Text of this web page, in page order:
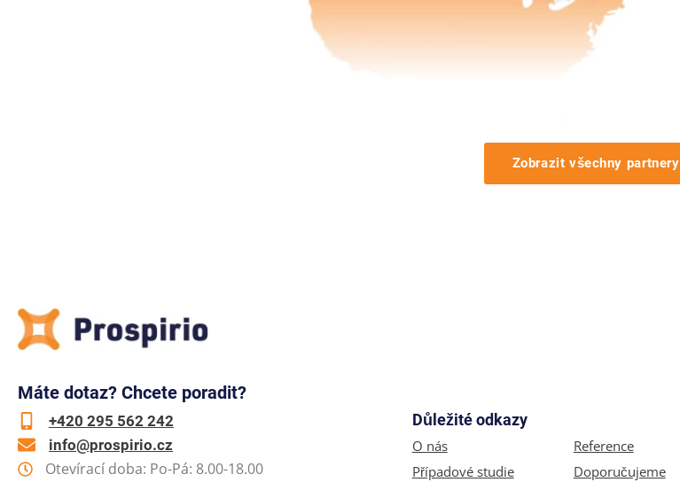
Zobrazit všechny partnery
Máte dotaz? Chcete poradit?
+420 295 562 242
info@prospirio.cz
Otevírací doba: Po-Pá: 8.00-18.00
Důležité odkazy
O nás
Případové studie
Reference
Doporučujeme